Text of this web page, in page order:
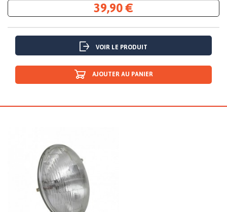
39,90 €
VOIR LE PRODUIT
AJOUTER AU PANIER